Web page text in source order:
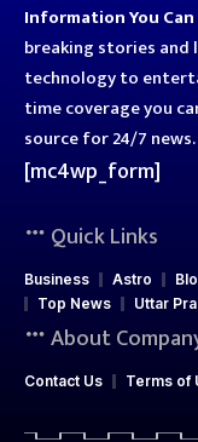
Information You
breaking stories and
technology to
time coverage you
source for 24/7 news.
[mc4wp_form]
Quick Links
Business Astro
Top News
Uttar
About
Contact Us Terms of